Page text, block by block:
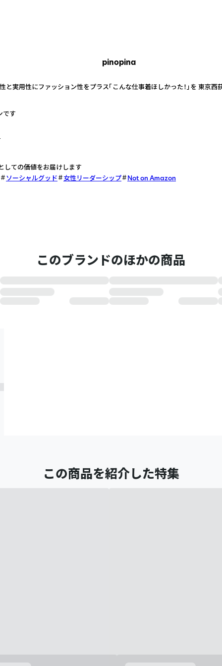
pinopina
と実用性にファッション性をプラス「こんな仕事着ほしかった！」を 東京
です
しての価値をお届けします
ソーシャルグッド
女性リーダーシップ Not on Amazon
このブランドのほかの商品
この商品を紹介した特集